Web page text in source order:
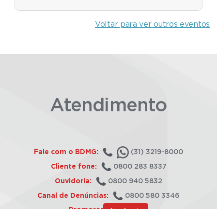
Voltar para ver outros eventos
Atendimento
Fale com o BDMG: (31) 3219-8000
Cliente fone: 0800 283 8337
Ouvidoria: 0800 940 5832
Canal de Denúncias: 0800 580 3346